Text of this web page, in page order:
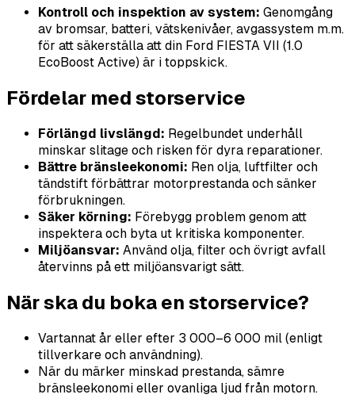
Kontroll och inspektion av system: Genomgång
av bromsar, batteri, vätskenivåer, avgassystem m.m.
för att säkerställa att din Ford FIESTA VII (1.0
EcoBoost Active) är i toppskick.
Fördelar med storservice
Förlängd livslängd: Regelbundet underhåll
minskar slitage och risken för dyra reparationer.
Bättre bränsleekonomi: Ren olja, luftfilter och
tändstift förbättrar motorprestanda och sänker
förbrukningen.
Säker körning: Förebygg problem genom att
inspektera och byta ut kritiska komponenter.
Miljöansvar: Använd olja, filter och övrigt avfall
återvinns på ett miljöansvarigt sätt.
När ska du boka en storservice?
Vartannat år eller efter 3 000–6 000 mil (enligt
tillverkare och användning).
När du märker minskad prestanda, sämre
bränsleekonomi eller ovanliga ljud från motorn.